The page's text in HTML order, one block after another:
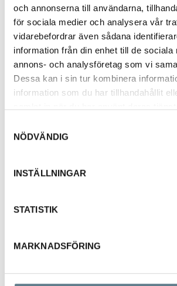
och annonserna till användarna,
för sociala medier och analysera vår
vidarebefordrar även sådana
information från din enhet till de sociala
annons- och analysföretag som vi
Dessa kan i sin tur kombinera
information som du har tillhandahållit
NÖDVÄNDIG
INSTÄLLNINGAR
STATISTIK
MARKNADSFÖRING